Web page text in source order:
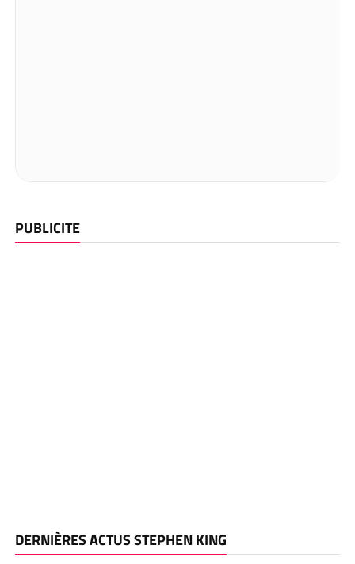
PUBLICITE
DERNIÈRES ACTUS STEPHEN KING